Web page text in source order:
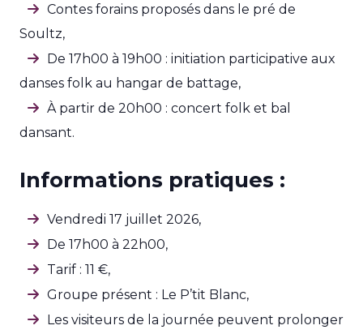
Contes forains proposés dans le pré de
Soultz,
De 17h00 à 19h00 : initiation participative aux
danses folk au hangar de battage,
À partir de 20h00 : concert folk et bal
dansant.
Informations pratiques :
Vendredi 17 juillet 2026,
De 17h00 à 22h00,
Tarif : 11 €,
Groupe présent : Le P’tit Blanc,
Les visiteurs de la journée peuvent prolonger